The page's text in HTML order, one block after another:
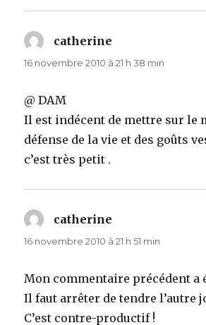
catherine
16 novembre 2010 à 21 h 38 min
@ DAM
Il est indécent de mettre sur le
défense de la vie et des goûts
c’est très petit .
catherine
16 novembre 2010 à 21 h 51 min
Mon commentaire précédent a
Il faut arrêter de tendre l’autre
C’est contre-productif !